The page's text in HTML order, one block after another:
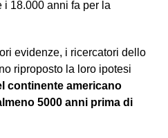
i 18.000 anni fa per la
evidenze, i ricercatori dello
riproposto la loro ipotesi
continente americano
5000 anni prima di